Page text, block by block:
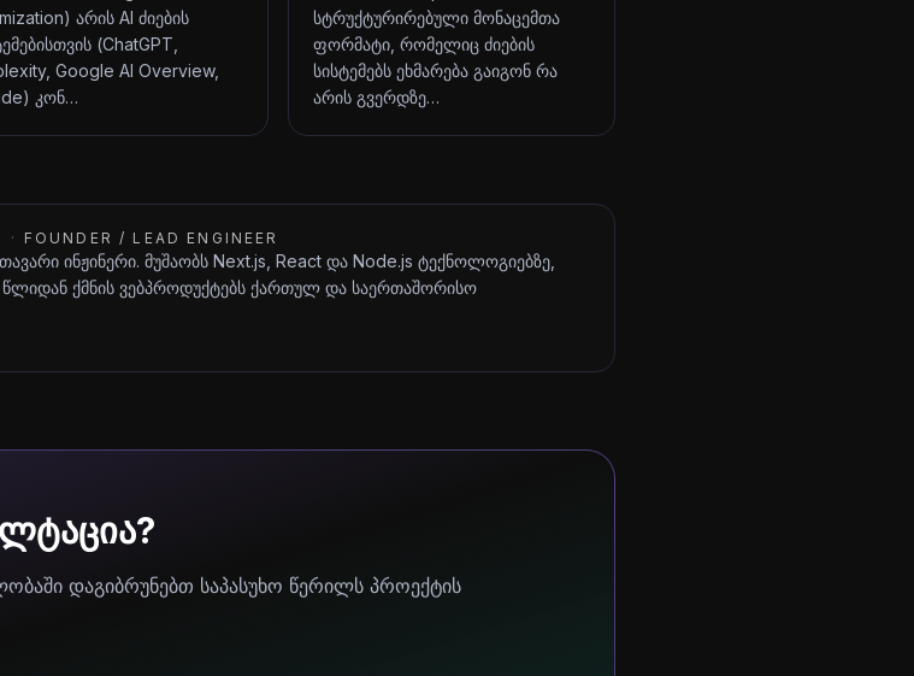
არის AI ძიების
(ChatGPT,
Google AI Overview,
კონ…
სტრუქტურირებული მონაცემთა
ფორმატი, რომელიც ძიების
სისტემებს ეხმარება გაიგონ რა
არის გვერდზე…
· FOUNDER / LEAD ENGINEER
ინჟინერი. მუშაობს Next.js, React და Node.js ტექნოლოგიებზე,
ქმნის ვებპროდუქტებს ქართულ და საერთაშორისო
დაგიბრუნებთ საპასუხო წერილს პროექტის